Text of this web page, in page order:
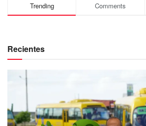
Trending Comments
Recientes